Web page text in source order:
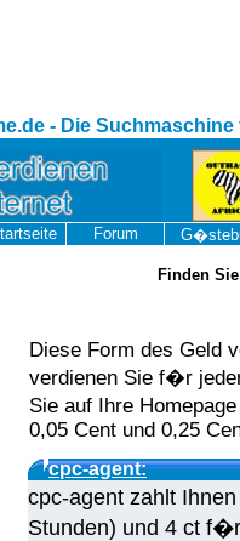
- Die
Forum
Finden
Diese Form des Geld
verdienen Sie f�r
Sie auf Ihre
0,05 Cent und 0,25
cpc-agent:
cpc-agent zahlt
Stunden) und 4 ct